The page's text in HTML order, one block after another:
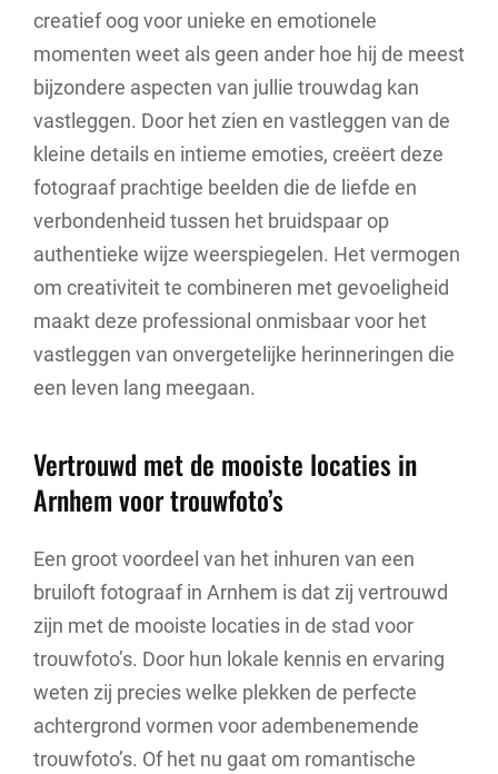
creatief oog voor unieke en emotionele
momenten weet als geen ander hoe hij de meest
bijzondere aspecten van jullie trouwdag kan
vastleggen. Door het zien en vastleggen van de
kleine details en intieme emoties, creëert deze
fotograaf prachtige beelden die de liefde en
verbondenheid tussen het bruidspaar op
authentieke wijze weerspiegelen. Het vermogen
om creativiteit te combineren met gevoeligheid
maakt deze professional onmisbaar voor het
vastleggen van onvergetelijke herinneringen die
een leven lang meegaan.
Vertrouwd met de mooiste locaties in
Arnhem voor trouwfoto’s
Een groot voordeel van het inhuren van een
bruiloft fotograaf in Arnhem is dat zij vertrouwd
zijn met de mooiste locaties in de stad voor
trouwfoto’s. Door hun lokale kennis en ervaring
weten zij precies welke plekken de perfecte
achtergrond vormen voor adembenemende
trouwfoto’s. Of het nu gaat om romantische